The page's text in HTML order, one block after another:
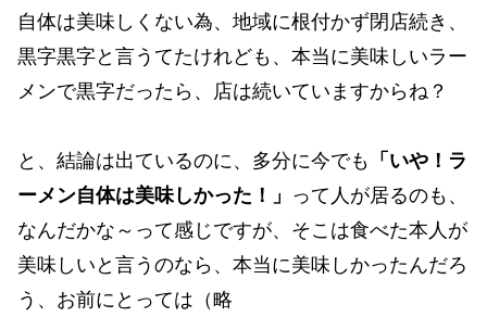
自体は美味しくない為、地域に根付かず閉店続き、
黒字黒字と言うてたけれども、本当に美味しいラー
メンで黒字だったら、店は続いていますからね？
と、結論は出ているのに、多分に今でも 「いや！ラ
ーメン自体は美味しかった！」 って人が居るのも、
なんだかな～って感じですが、そこは食べた本人が
美味しいと言うのなら、本当に美味しかったんだろ
う、お前にとっては（略